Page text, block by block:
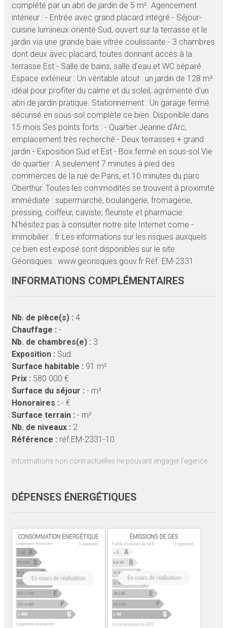
complété par un abri de jardin de 5 m². Agencement
intérieur : - Entrée avec grand placard intégré - Séjour-
cuisine lumineux orienté Sud, ouvert sur la terrasse et le
jardin via une grande baie vitrée coulissante - 3 chambres
dont deux avec placard, toutes donnant accès à la
terrasse Est - Salle de bains, salle d'eau et WC séparé
Espace extérieur : Un véritable atout : un jardin de 128 m²
idéal pour profiter du calme et du soleil, agrémenté d'un
abri de jardin pratique. Stationnement : Un garage fermé
sécurisé en sous-sol complète ce bien. Disponible dans
15 mois Ses points forts : - Quartier Jeanne d'Arc,
emplacement très recherché - Deux terrasses + grand
jardin - Exposition Sud et Est - Box fermé en sous-sol Vie
de quartier : A seulement 7 minutes à pied des
commerces de la rue de Paris, et 10 minutes du parc
Oberthur. Toutes les commodités se trouvent à proximité
immédiate : supermarché, boulangerie, fromagerie,
pressing, coiffeur, caviste, fleuriste et pharmacie.
N'hésitez pas à consulter notre site Internet come -
immobilier . fr Les informations sur les risques auxquels
ce bien est exposé sont disponibles sur le site
Géorisques : www.georisques.gouv.fr Réf. EM-2331
INFORMATIONS COMPLÉMENTAIRES
Nb. de pièce(s) : 4
Chauffage : -
Nb. de chambres(e) : 3
Exposition : Sud
Surface habitable : 91 m²
Prix : 580 000 €
Surface du séjour : - m²
Honoraires : - €
Surface terrain : - m²
Nb. de niveaux : 2
Référence : réf.EM-2331-10
Informations non contractuelles ne pouvant engager l’agence.
DÉPENSES ÉNERGÉTIQUES